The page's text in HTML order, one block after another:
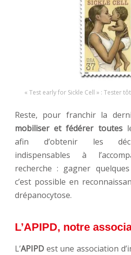
« Test early for Sickle Cell » : Tester
Reste, pour franchir la
mobiliser et fédérer toutes
afin d’obtenir les
indispensables à
recherche : gagner
c’est possible en
drépanocytose.
L’APIPD, notre
L’APIPD est une association